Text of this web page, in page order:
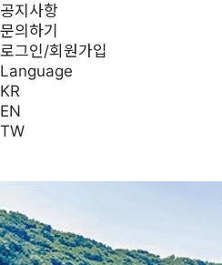
공지사항
문의하기
로그인/회원가입
Language
KR
EN
TW